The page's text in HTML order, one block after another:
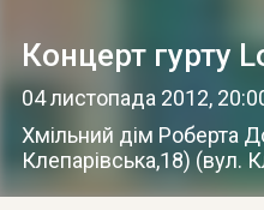
Концерт гурту
04 листопада 2012,
Хмільний дім Роберта
Клепарівська,18) (вул.